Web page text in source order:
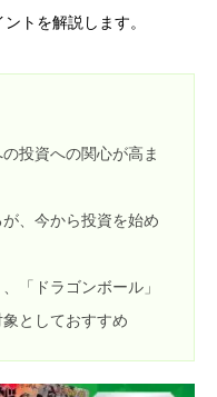
トを解説します。
投資への関心が高ま
、今から投資を始め
「ドラゴンボール」
としておすすめ